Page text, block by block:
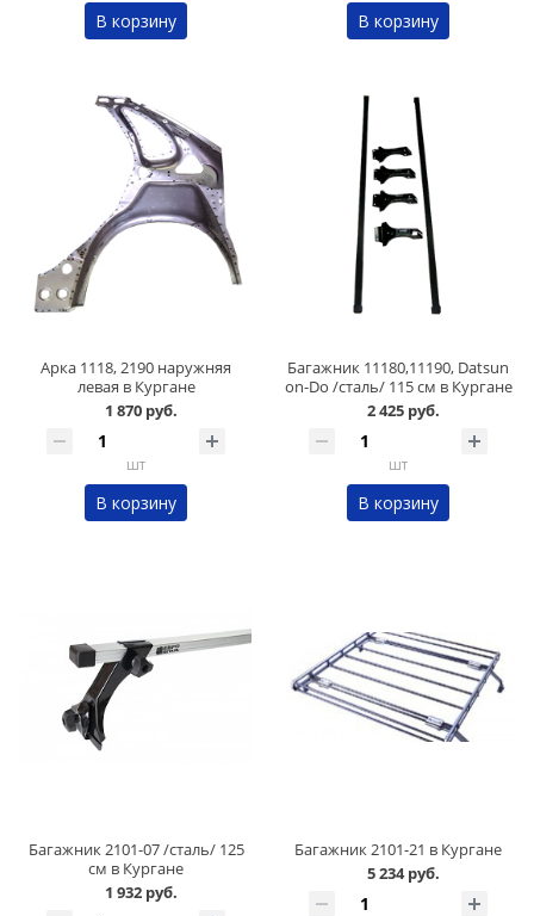
В корзину В корзину
Арка 1118, 2190 наружняя
левая в Кургане
1 870 руб.
шт
В корзину
Багажник 11180,11190, Datsun
on-Do /сталь/ 115 см в Кургане
2 425 руб.
шт
В корзину
Багажник 2101-07 /сталь/ 125
см в Кургане
1 932 руб.
Багажник 2101-21 в Кургане
5 234 руб.